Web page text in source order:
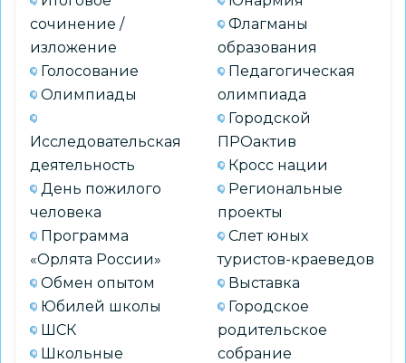
сочинение /
изложение
Голосование
Олимпиады
Исследовательская
деятельность
День пожилого
человека
Программа
«Орлята России»
Обмен опытом
Юбилей школы
ШСК
Школьные
Флагманы
образования
Педагогическая
олимпиада
Городской
ПРОактив
Кросс нации
Региональные
проекты
Слет юных
туристов-краеведов
Выставка
Городское
родительское
собрание